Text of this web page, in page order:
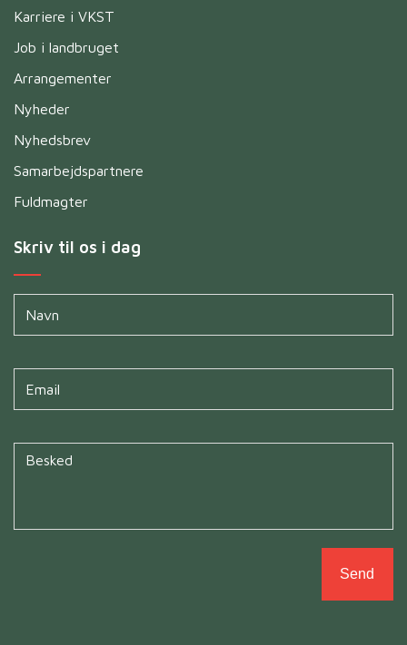
Karriere i VKST
Job i landbruget
Arrangementer
Nyheder
Nyhedsbrev
Samarbejdspartnere
Fuldmagter
Skriv til os i dag